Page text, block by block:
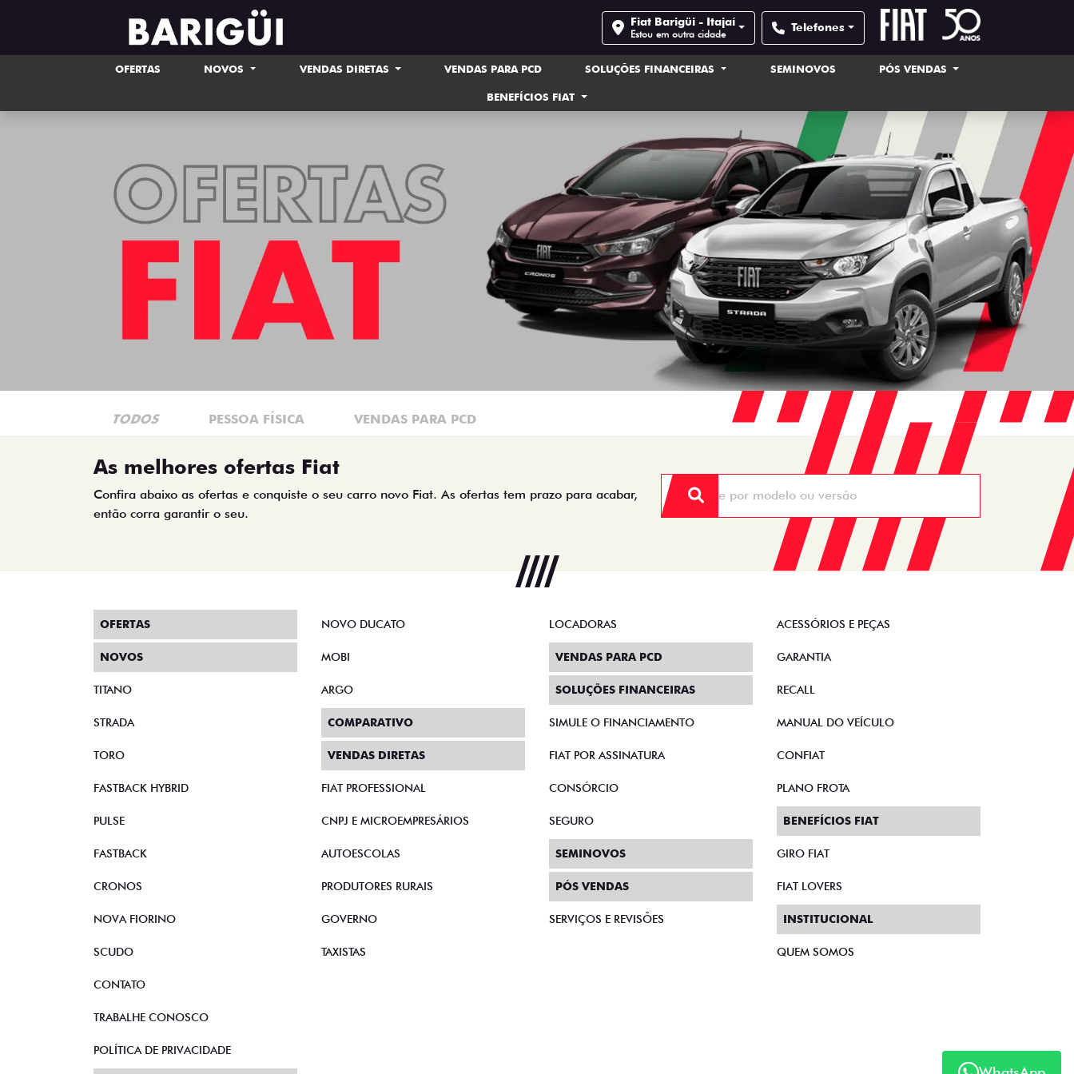
Fiat Barigüi - Itajaí
Estou em outra cidade Telefones
OFERTAS NOVOS VENDAS DIRETAS VENDAS PARA PCD SOLUÇÕES FINANCEIRAS SEMINOVOS PÓS VENDAS
BENEFÍCIOS FIAT
TODOS PESSOA FÍSICA VENDAS PARA PCD
As melhores ofertas Fiat
Confira abaixo as ofertas e conquiste o seu carro novo Fiat. As ofertas tem prazo para acabar,
então corra garantir o seu.
OFERTAS
NOVOS
TITANO
STRADA
TORO
FASTBACK HYBRID
PULSE
FASTBACK
CRONOS
NOVA FIORINO
SCUDO
NOVO DUCATO
MOBI
ARGO
COMPARATIVO
VENDAS DIRETAS
FIAT PROFESSIONAL
CNPJ E MICROEMPRESÁRIOS
AUTOESCOLAS
PRODUTORES RURAIS
GOVERNO
TAXISTAS
LOCADORAS
VENDAS PARA PCD
SOLUÇÕES FINANCEIRAS
SIMULE O FINANCIAMENTO
FIAT POR ASSINATURA
CONSÓRCIO
SEGURO
SEMINOVOS
PÓS VENDAS
SERVIÇOS E REVISÕES
ACESSÓRIOS E PEÇAS
GARANTIA
RECALL
MANUAL DO VEÍCULO
CONFIAT
PLANO FROTA
BENEFÍCIOS FIAT
GIRO FIAT
FIAT LOVERS
INSTITUCIONAL
QUEM SOMOS
CONTATO
TRABALHE CONOSCO
POLÍTICA DE PRIVACIDADE